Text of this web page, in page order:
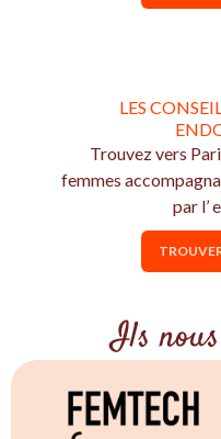
LES
Trouvez vers
femmes
par l’
Ils